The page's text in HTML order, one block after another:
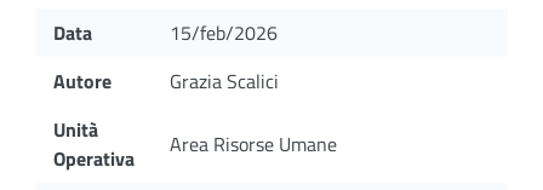
Data
15/feb/2026
Autore
Grazia Scalici
Unità
Operativa
Area Risorse Umane